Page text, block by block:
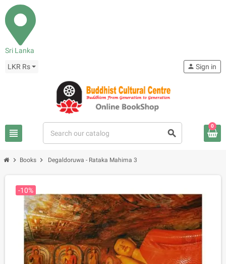
Sri Lanka
LKR Rs
view_headline search
person Sign in
0
chevron_right Books chevron_right Degaldoruwa - Rataka Mahima 3
-10%